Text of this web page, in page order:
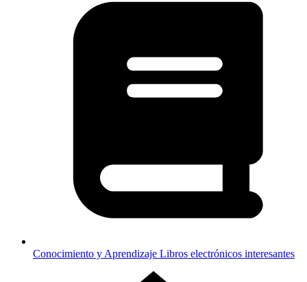
Conocimiento y Aprendizaje Libros electrónicos interesantes